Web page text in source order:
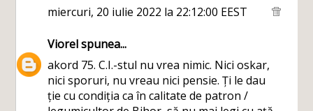
miercuri, 20 iulie 2022 la 22:12:00 EEST
Viorelspunea...
akord 75. C.I.-stul nu vrea nimic. Nici oskar,
nici sporuri, nu vreau nici pensie. Ți le dau
ție cu condiția ca în calitate de patron /